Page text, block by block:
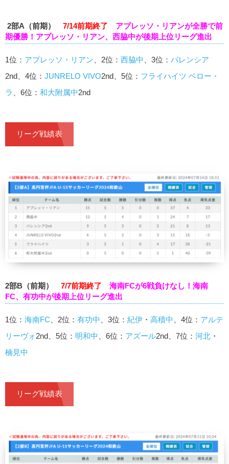
2部A（前期） 7/14前期終了 アプレッソ・リアンが全勝で前
期優勝！アプレッソ・リアン、西脇中が後期上位リーグ進出
1位： アプレッソ・リアン 、2位： 西脇中 、3位： バレンシア
2nd、4位： JUNRELO VIVO2nd、5位： フライハイツ ベロー・
ラ
、6位： 和大附属中2nd
リーグ戦績表
2部B（前期） 7/7前期終了 海南FCが6戦負けなし！海南
FC、有功中が後期上位リーグ進出
1位： 海南FC 、2位： 有功中 、3位： 紀伊 ・ 高積中 、4位： アルテ
リーヴォ2nd、5位： 明和中 、6位： アズール2nd、7位： 河北 ・
楠見中
リーグ戦績表